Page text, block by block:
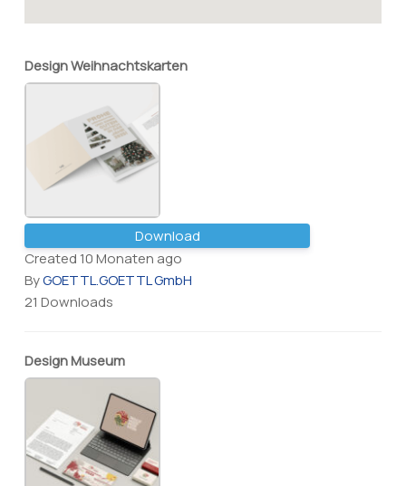
Design Weihnachtskarten
Download
Created 10 Monaten ago
ByGOETTL.GOETTL GmbH
21 Downloads
Design Museum